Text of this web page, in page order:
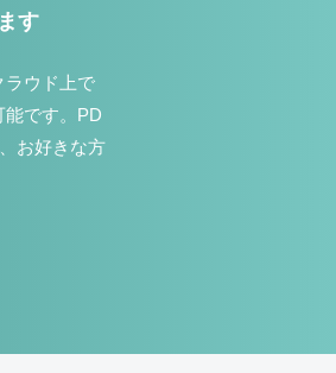
す
ラウド上で
です。PD
お好きな方